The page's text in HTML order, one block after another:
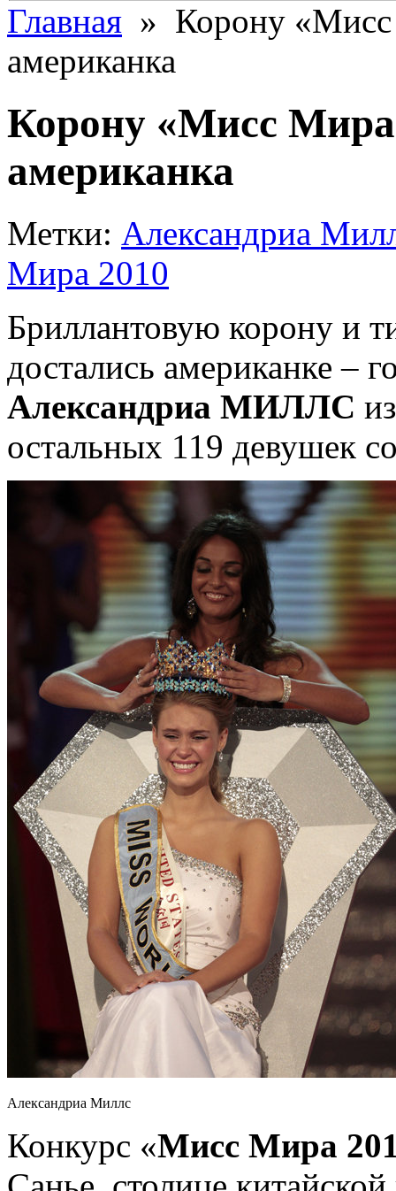
Главная » Корону «Мисс
американка
Корону «Мисс Мира
американка
Метки: Александриа
Мира 2010
Бриллантовую корону и
достались американке –
Александриа МИЛЛС
остальных 119 девушек
Александриа Миллс
Конкурс «Мисс Мира